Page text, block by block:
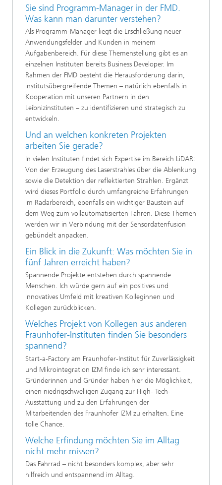
Sie sind Programm-Manager in der FMD.
Was kann man darunter verstehen?
Als Programm-Manager liegt die Erschließung neuer
Anwendungsfelder und Kunden in meinem
Aufgabenbereich. Für diese Themenstellung gibt es an
einzelnen Instituten bereits Business Developer. Im
Rahmen der FMD besteht die Herausforderung darin,
institutsübergreifende Themen – natürlich ebenfalls in
Kooperation mit unseren Partnern in den
Leibnizinstituten – zu identifizieren und strategisch zu
entwickeln.
Und an welchen konkreten Projekten
arbeiten Sie gerade?
In vielen Instituten findet sich Expertise im Bereich LiDAR:
Von der Erzeugung des Laserstrahles über die Ablenkung
sowie die Detektion der reflektierten Strahlen. Ergänzt
wird dieses Portfolio durch umfangreiche Erfahrungen
im Radarbereich, ebenfalls ein wichtiger Baustein auf
dem Weg zum vollautomatisierten Fahren. Diese Themen
werden wir in Verbindung mit der Sensordatenfusion
gebündelt anpacken.
Ein Blick in die Zukunft: Was möchten Sie in
fünf Jahren erreicht haben?
Spannende Projekte entstehen durch spannende
Menschen. Ich würde gern auf ein positives und
innovatives Umfeld mit kreativen Kolleginnen und
Kollegen zurückblicken.
Welches Projekt von Kollegen aus anderen
Fraunhofer-Instituten finden Sie besonders
spannend?
Start-a-Factory am Fraunhofer-Institut für Zuverlässigkeit
und Mikrointegration IZM finde ich sehr interessant.
Gründerinnen und Gründer haben hier die Möglichkeit,
einen niedrigschwelligen Zugang zur High- Tech-
Ausstattung und zu den Erfahrungen der
Mitarbeitenden des Fraunhofer IZM zu erhalten. Eine
tolle Chance.
Welche Erfindung möchten Sie im Alltag
nicht mehr missen?
Das Fahrrad – nicht besonders komplex, aber sehr
hilfreich und entspannend im Alltag.